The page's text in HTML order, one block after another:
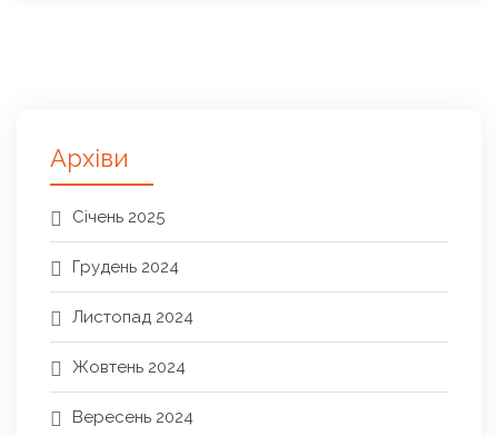
Архіви
Січень 2025
Грудень 2024
Листопад 2024
Жовтень 2024
Вересень 2024